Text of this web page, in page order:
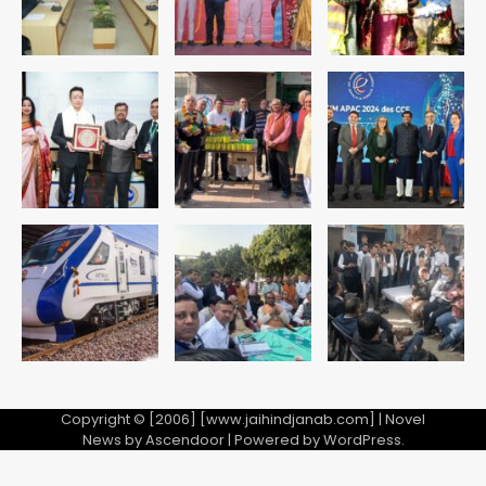
Copyright © [2006] [www.jaihindjanab.com] | Novel
News byAscendoor| Powered byWordPress.